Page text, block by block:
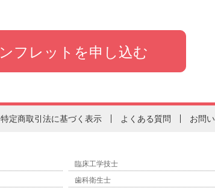
特定商取引法に基づく表示 よくある質問 お問
臨床工学技士
歯科衛生士